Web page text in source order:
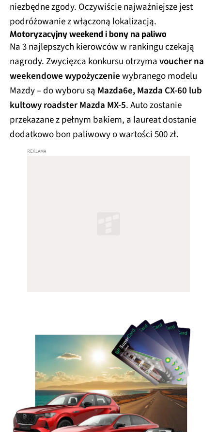
niezbędne zgody. Oczywiście najważniejsze jest
podróżowanie z włączoną lokalizacją.
Motoryzacyjny weekend i bony na paliwo
Na 3 najlepszych kierowców w rankingu czekają
nagrody. Zwycięzca konkursu otrzymavoucher na
weekendowe wypożyczeniewybranego modelu
Mazdy – do wyboru są Mazda6e, Mazda CX-60 lub
kultowy roadster Mazda MX-5. Auto zostanie
przekazane z pełnym bakiem, a laureat dostanie
dodatkowo bon paliwowy o wartości 500 zł.